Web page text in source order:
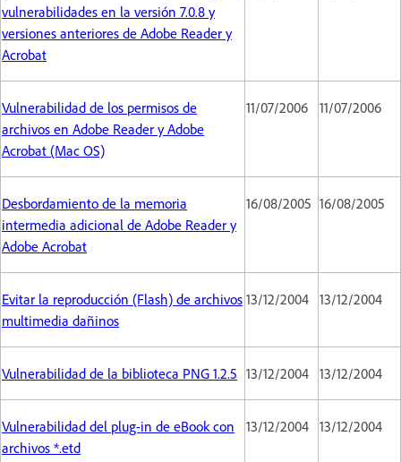
vulnerabilidades en la versión 7.0.8 y
versiones anteriores de Adobe Reader y
Acrobat
Vulnerabilidad de los permisos de
archivos en Adobe Reader y Adobe
Acrobat (Mac OS)
11/07/2006 11/07/2006
Desbordamiento de la memoria
intermedia adicional de Adobe Reader y
Adobe Acrobat
16/08/2005 16/08/2005
Evitar la reproducción (Flash) de archivos
multimedia dañinos
13/12/2004 13/12/2004
Vulnerabilidad de la biblioteca PNG 1.2.5 13/12/2004 13/12/2004
Vulnerabilidad del plug-in de eBook con
archivos *.etd
13/12/2004 13/12/2004